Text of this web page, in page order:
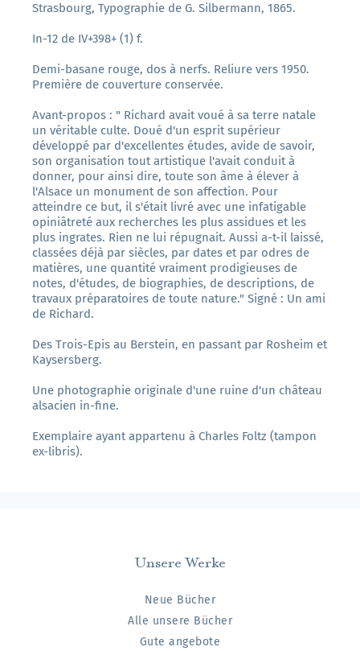
Strasbourg, Typographie de G. Silbermann, 1865.
In-12 de IV+398+ (1) f.
Demi-basane rouge, dos à nerfs. Reliure vers 1950.
Première de couverture conservée.
Avant-propos : " Richard avait voué à sa terre natale
un véritable culte. Doué d'un esprit supérieur
développé par d'excellentes études, avide de savoir,
son organisation tout artistique l'avait conduit à
donner, pour ainsi dire, toute son âme à élever à
l'Alsace un monument de son affection. Pour
atteindre ce but, il s'était livré avec une infatigable
opiniâtreté aux recherches les plus assidues et les
plus ingrates. Rien ne lui répugnait. Aussi a-t-il laissé,
classées déjà par siècles, par dates et par odres de
matières, une quantité vraiment prodigieuses de
notes, d'études, de biographies, de descriptions, de
travaux préparatoires de toute nature." Signé : Un ami
de Richard.
Des Trois-Epis au Berstein, en passant par Rosheim et
Kaysersberg.
Une photographie originale d'une ruine d'un château
alsacien in-fine.
Exemplaire ayant appartenu à Charles Foltz (tampon
ex-libris).
Unsere Werke
Neue Bücher
Alle unsere Bücher
Gute angebote